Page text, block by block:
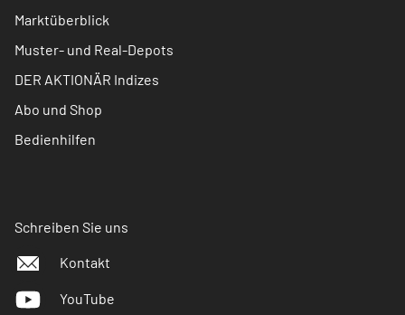
Marktüberblick
Muster- und Real-Depots
DER AKTIONÄR Indizes
Abo und Shop
Bedienhilfen
Schreiben Sie uns
Kontakt
YouTube